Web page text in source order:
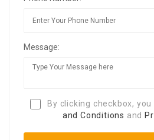
Message:
By clicking checkbox,
and Conditions and